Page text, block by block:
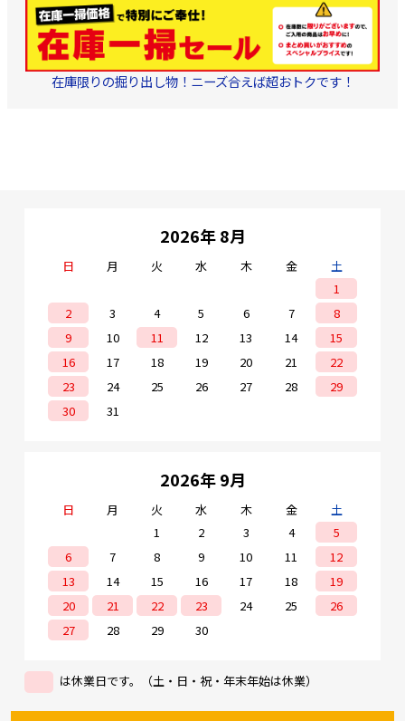
在庫限りの掘り出し物！ニーズ合えば超おトクです！
2026年 8月
日 月 火 水 木 金
土
1
2
3 4 5 6 7
8
9
10 11 12 13 14
15
16
17 18 19 20 21
22
23
24 25 26 27 28
29
30
31
2026年 9月
日 月 火 水 木 金
土
1
2 3 4
5
6
7 8 9 10 11
12
13
14 15 16 17 18
19
20
21 22 23 24 25
26
27
28 29 30
は休業日です。（土・日・祝・年末年始は休業）